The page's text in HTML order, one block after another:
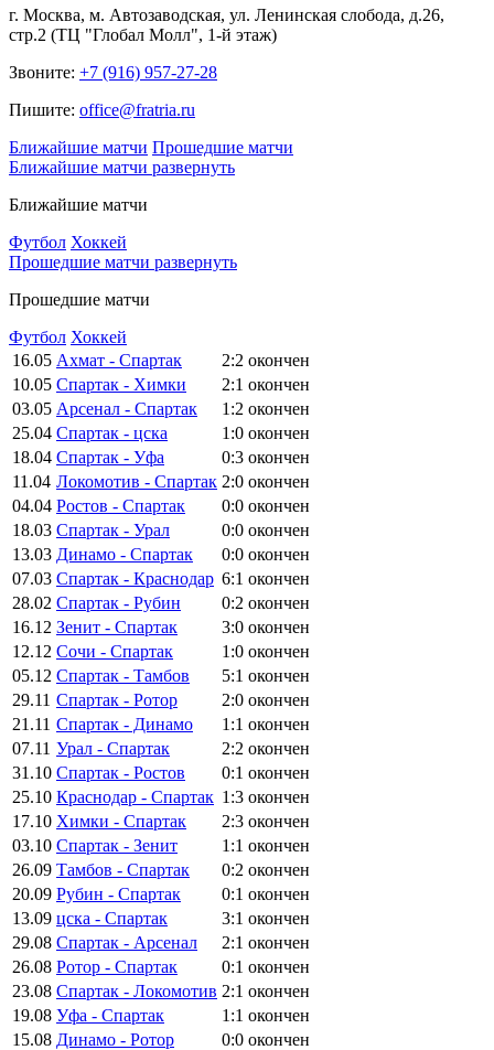
г. Москва, м. Автозаводская, ул. Ленинская слобода, д.26,
стр.2 (ТЦ "Глобал Молл", 1-й этаж)
Звоните: +7 (916) 957-27-28
Пишите: office@fratria.ru
Ближайшие матчи Прошедшие матчи
Ближайшие матчи развернуть
Ближайшие матчи
Футбол Хоккей
Прошедшие матчи развернуть
Прошедшие матчи
Футбол Хоккей
16.05 Ахмат - Спартак 2:2 окончен
10.05 Спартак - Химки 2:1 окончен
03.05 Арсенал - Спартак 1:2 окончен
25.04 Спартак - цска 1:0 окончен
18.04 Спартак - Уфа 0:3 окончен
11.04 Локомотив - Спартак 2:0 окончен
04.04 Ростов - Спартак 0:0 окончен
18.03 Спартак - Урал 0:0 окончен
13.03 Динамо - Спартак 0:0 окончен
07.03 Спартак - Краснодар 6:1 окончен
28.02 Спартак - Рубин 0:2 окончен
16.12 Зенит - Спартак 3:0 окончен
12.12 Сочи - Спартак 1:0 окончен
05.12 Спартак - Тамбов 5:1 окончен
29.11 Спартак - Ротор 2:0 окончен
21.11 Спартак - Динамо 1:1 окончен
07.11 Урал - Спартак 2:2 окончен
31.10 Спартак - Ростов 0:1 окончен
25.10 Краснодар - Спартак 1:3 окончен
17.10 Химки - Спартак 2:3 окончен
03.10 Спартак - Зенит 1:1 окончен
26.09 Тамбов - Спартак 0:2 окончен
20.09 Рубин - Спартак 0:1 окончен
13.09 цска - Спартак 3:1 окончен
29.08 Спартак - Арсенал 2:1 окончен
26.08 Ротор - Спартак 0:1 окончен
23.08 Спартак - Локомотив 2:1 окончен
19.08 Уфа - Спартак 1:1 окончен
15.08 Динамо - Ротор 0:0 окончен